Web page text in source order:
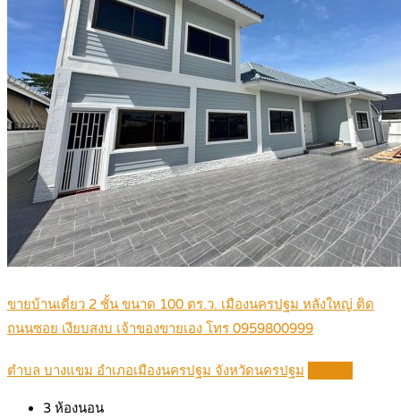
ขายบ้านเดี่ยว 2 ชั้น ขนาด 100 ตร.ว. เมืองนครปฐม หลังใหญ่ ติด
ถนนซอย เงียบสงบ เจ้าของขายเอง โทร 0959800999
ตำบล บางแขม อำเภอเมืองนครปฐม จังหวัดนครปฐม
3 ห้องนอน